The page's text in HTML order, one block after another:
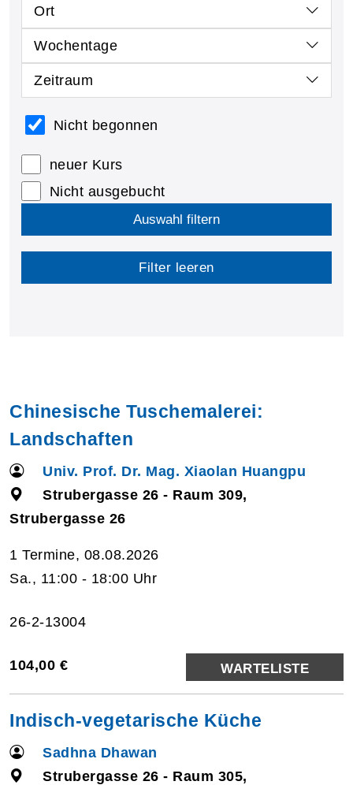
Ort
Wochentage
Zeitraum
Nicht begonnen
neuer Kurs
Nicht ausgebucht
Auswahl filtern
Filter leeren
Chinesische Tuschemalerei:
Landschaften
Univ. Prof. Dr. Mag. Xiaolan Huangpu
Strubergasse 26 - Raum 309,
Strubergasse 26
1 Termine, 08.08.2026
Sa., 11:00 - 18:00 Uhr
26-2-13004
104,00 € WARTELISTE
Indisch-vegetarische Küche
Sadhna Dhawan
Strubergasse 26 - Raum 305,